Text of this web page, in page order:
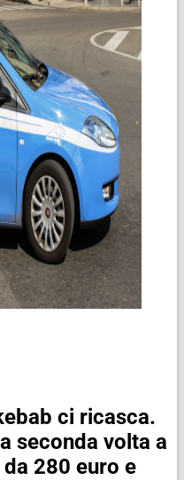
ci ricasca.
seconda volta a
280 euro e